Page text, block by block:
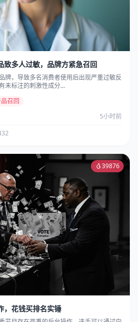
致多人过敏，品牌方紧急召回
牌，导致多名消费者使用后出现严重过敏反
未标注的刺激性成分...
召回
5小时前
39876
，花钱买排名实锤